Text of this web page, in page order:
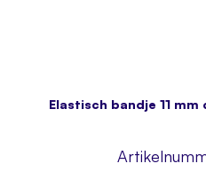
Elastisch bandje 11